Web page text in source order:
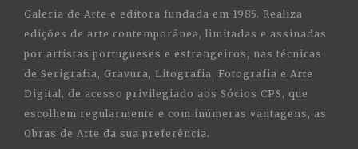
Galeria de Arte e editora fundada em 1985. Realiza
edições de arte contemporânea, limitadas e assinadas
por artistas portugueses e estrangeiros, nas técnicas
de Serigrafia, Gravura, Litografia, Fotografia e Arte
Digital, de acesso privilegiado aos Sócios CPS, que
escolhem regularmente e com inúmeras vantagens, as
Obras de Arte da sua preferência.